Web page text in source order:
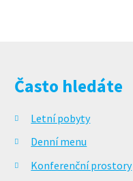
Často hledáte
Letní pobyty
Denní menu
Konferenční prostory